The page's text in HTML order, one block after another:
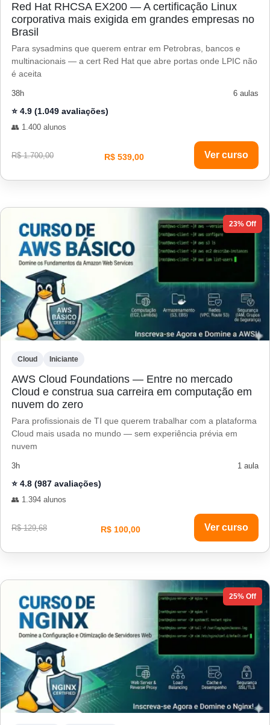
Red Hat RHCSA EX200 — A certificação Linux
corporativa mais exigida em grandes empresas no
Brasil
Para sysadmins que querem entrar em Petrobras, bancos e
multinacionais — a cert Red Hat que abre portas onde LPIC não
é aceita
38h 6 aulas
⭐ 4.9 (1.049 avaliações)
👥 1.400 alunos
R$ 1.700,00 R$ 539,00 Ver curso
23% Off
Cloud Iniciante
AWS Cloud Foundations — Entre no mercado
Cloud e construa sua carreira em computação em
nuvem do zero
Para profissionais de TI que querem trabalhar com a plataforma
Cloud mais usada no mundo — sem experiência prévia em
nuvem
3h 1 aula
⭐ 4.8 (987 avaliações)
👥 1.394 alunos
R$ 129,68 R$ 100,00 Ver curso
25% Off